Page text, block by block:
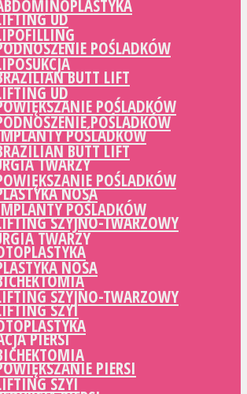
UD
POŚLADKÓW
BUTT LIFT
POŚLADKÓW
POŚLADKÓW
TWARZY
NOSA
SZYJNO-TWARZOWY
SZYI
PIERSI
PIERSI
UD
POŚLADKÓW
BUTT LIFT
POŚLADKÓW
POŚLADKÓW
TWARZY
NOSA
SZYJNO-TWARZOWY
SZYI